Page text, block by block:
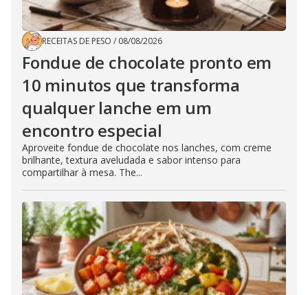
RECEITAS DE PESO / 08/08/2026
Fondue de chocolate pronto em
10 minutos que transforma
qualquer lanche em um
encontro especial
Aproveite fondue de chocolate nos lanches, com creme
brilhante, textura aveludada e sabor intenso para
compartilhar à mesa. The...